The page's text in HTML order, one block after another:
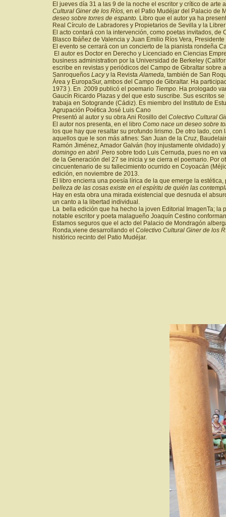
El jueves día 31 a las 9 de la noche el escritor y crítico de
Cultural Giner de los Ríos, en el Patio Mudéjar del Palacio de
deseo sobre torres de espanto. Libro que el autor ya ha
Real Círculo de Labradores y Propietarios de Sevilla y la
El acto contará con la intervención, como poetas invitados,
Blasco Ibáñez de Valencia y Juan Emilio Ríos Vera,
El evento se cerrará con un concierto de la pianista rondeña
El autor es Doctor en Derecho y Licenciado en Ciencias
business administration por la Universidad de Berkeley
escribe en revistas y periódicos del Campo de Gibraltar
Sanroqueños Lacyy la RevistaAlameda, también de San
Área y EuropaSur, ambos del Campo de Gibraltar. Ha
1973 ). En 2009 publicó el poemario Tiempo. Ha prologado
Gaucín Ricardo Plazas y del que esto suscribe. Sus escritos
trabaja en Sotogrande (Cádiz). Es miembro del Instituto de
Agrupación Poética José Luis Cano
Presentó al autor y su obra Ani Rosillo del Colectivo Cultural
El autor nos presenta, en el libro Como nace un deseo sobre
los que hay que resaltar su profundo lirismo. De otro lado,
aquellos que le son más afines: San Juan de la Cruz,
Ramón Jiménez, Amador Galván (hoy injustamente
domingo en abril .Pero sobre todo Luis Cernuda, pues no en
de la Generación del 27 se inicia y se cierra el poemario. Por
cincuentenario de su fallecimiento ocurrido en Coyoacán
edición, en noviembre de 2013.
El libro encierra una poesía lírica de la que emerge la
belleza de las cosas existe en el espíritu de quién las
Hay en esta obra una mirada existencial que desnuda el
un canto a la libertad individual.
La bella edición que ha hecho la joven Editorial ImagenTa; la
notable escritor y poeta malagueño Joaquín Cestino
Estamos seguros que el acto del Palacio de Mondragón
Ronda,viene desarrollando el Colectivo Cultural Giner de los
histórico recinto del Patio Mudéjar.